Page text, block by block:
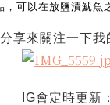
可以在放鹽漬魷魚
享來關注一下我
IG會定時更新：